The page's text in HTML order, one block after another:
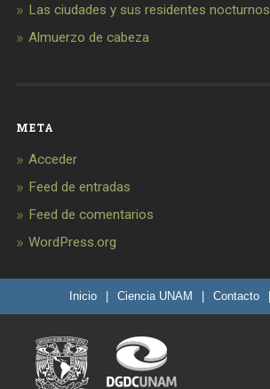
Las ciudades y sus residentes nocturnos
Almuerzo de cabeza
META
Acceder
Feed de entradas
Feed de comentarios
WordPress.org
Inicio Ciencia UNAM Contacto